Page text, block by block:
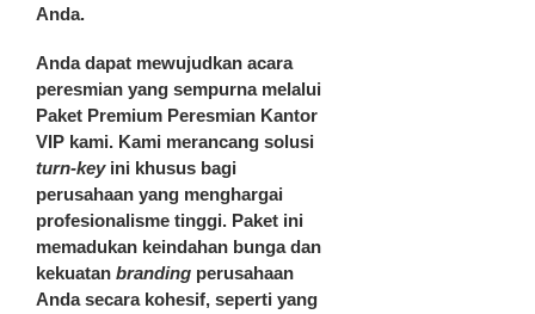
Anda.
Anda dapat mewujudkan acara
peresmian yang sempurna melalui
Paket Premium Peresmian Kantor
VIP kami. Kami merancang solusi
turn-keyini khusus bagi
perusahaan yang menghargai
profesionalisme tinggi. Paket ini
memadukan keindahan bunga dan
kekuatan branding perusahaan
Anda secara kohesif, seperti yang